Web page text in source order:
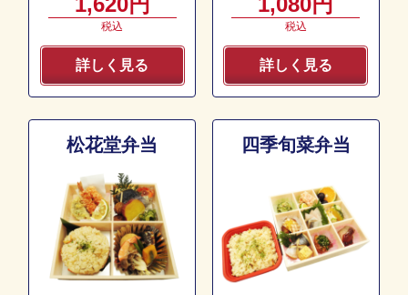
税込
詳しく見る
税込
詳しく見る
松花堂弁当 四季旬菜弁当